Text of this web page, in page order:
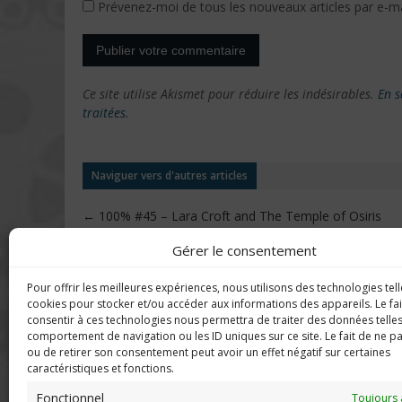
Gérer le consentement
Pour offrir les meilleures expériences, nous utilisons des technologies
cookies pour stocker et/ou accéder aux informations des appareils. Le
consentir à ces technologies nous permettra de traiter des données
comportement de navigation ou les ID uniques sur ce site. Le fait de ne
ou de retirer son consentement peut avoir un effet négatif sur certaines
caractéristiques et fonctions.
Fonctionnel Toujours
Prévenez-moi de tous les nouveaux articles par e-
Ce site utilise Akismet pour réduire les indésirables. En
traitées.
Naviguer vers d'autres articles
← 100% #45 – Lara Croft and The Temple of Osiris
Imerod.fr est un site traitant de
l'univers du jeu vidéo. Toute
reproduction partielle ou complète
sans autorisation préalable est
interdite.
DERNIERS
en